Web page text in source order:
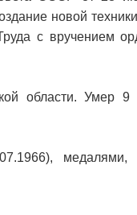
новой техники
с вручением
области. Умер